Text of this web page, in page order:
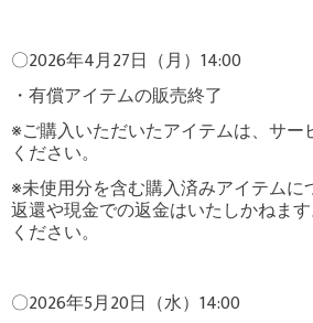
〇2026年4月27日（月）14:00
・有償アイテムの販売終了
※ご購入いただいたアイテムは、サー
ください。
※未使用分を含む購入済みアイテム
返還や現金での返金はいたしかねま
ください。
〇2026年5月20日（水）14:00